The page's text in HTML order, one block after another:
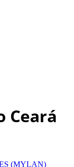
Ceará
(MYLAN)